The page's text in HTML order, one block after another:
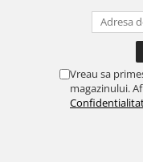
Vreau sa
magazinului.